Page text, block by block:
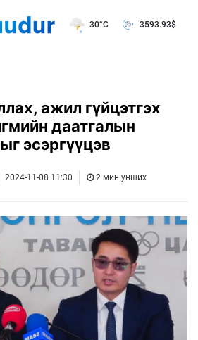
30°C 3593.93$
ажил гүйцэтгэх
даатгалын
эсэргүүцэв
2024-11-08 11:30 2 мин унших